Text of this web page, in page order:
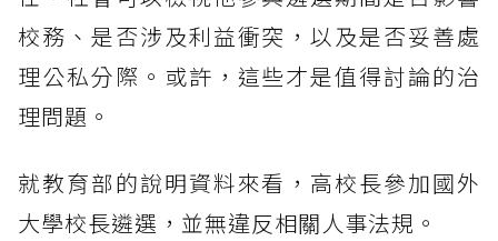
校務、是否涉及利益衝突，以及是否妥善處
理公私分際。或許，這些才是值得討論的治
理問題。
就教育部的說明資料來看，高校長參加國外
大學校長遴選，並無違反相關人事法規。